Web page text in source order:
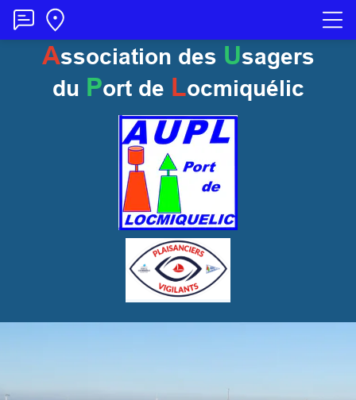
Association des Usagers
du Port de Locmiquélic